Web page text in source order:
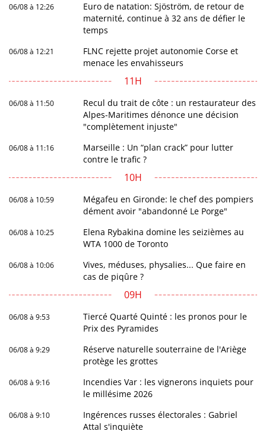
06/08 à 12:26
Euro de natation: Sjöström, de retour de
maternité, continue à 32 ans de défier le
temps
06/08 à 12:21
FLNC rejette projet autonomie Corse et
menace les envahisseurs
11H
06/08 à 11:50
Recul du trait de côte : un restaurateur des
Alpes-Maritimes dénonce une décision
"complètement injuste"
06/08 à 11:16
Marseille : Un “plan crack” pour lutter
contre le trafic ?
10H
06/08 à 10:59
Mégafeu en Gironde: le chef des pompiers
dément avoir "abandonné Le Porge"
06/08 à 10:25
Elena Rybakina domine les seizièmes au
WTA 1000 de Toronto
06/08 à 10:06
Vives, méduses, physalies... Que faire en
cas de piqûre ?
09H
06/08 à 9:53
Tiercé Quarté Quinté : les pronos pour le
Prix des Pyramides
06/08 à 9:29
Réserve naturelle souterraine de l'Ariège
protège les grottes
06/08 à 9:16
Incendies Var : les vignerons inquiets pour
le millésime 2026
06/08 à 9:10
Ingérences russes électorales : Gabriel
Attal s'inquiète